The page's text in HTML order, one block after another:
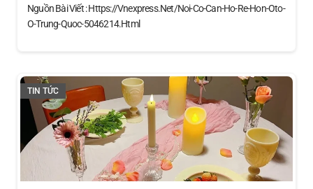
Nguồn Bài Viết : Https://vnexpress.net/noi-Co-Can-Ho-Re-Hon-Oto-
O-Trung-Quoc-5046214.html
TIN TỨC